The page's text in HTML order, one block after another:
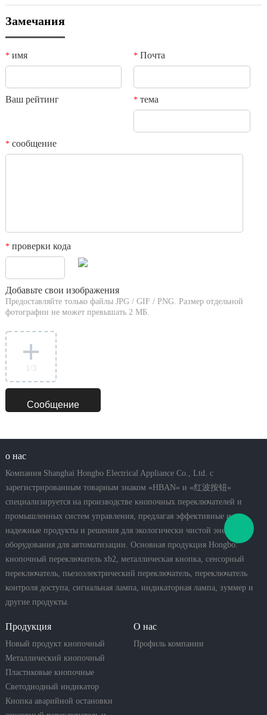
Замечания
*имя *Почта
Ваш рейтинг *тема
*сообщение
*проверки кода
Добавьте свои изображения
Предоставляйте только файлы JPG / GIF / PNG. Размер отдельной
фотографии не может превышать 2 МБ.
/3
о нас
Компания Shanghai Hongbo Electrical Appliance Co., Ltd. с
зарегистрированным товарным знаком «HBAN» и «红波按钮»
специализируется на производстве кнопочных переключателей и
промышленных систем управления, предлагая эффективные и
надежные продукты и решения для экологически чистой энергии и
оборудования для автоматизации. Основная продукция Hongbo:
кнопочный переключатель xb2, металлическая кнопка, сенсорный
переключатель, пьезоэлектрический переключатель, переключатель
контроля доступа, сигнальная лампа, индикаторная лампа, зуммер и
другие продукты.
Продукция
Новый продукт кнопочный
переключатель
Металлический кнопочный
переключатель
Пластиковые кнопочные
переключатели
Светодиодный индикатор
Кнопка аварийной остановки
О нас
Профиль компании